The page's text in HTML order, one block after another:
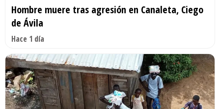
Hombre muere tras agresión en Canaleta, Ciego
de Ávila
Hace 1 día